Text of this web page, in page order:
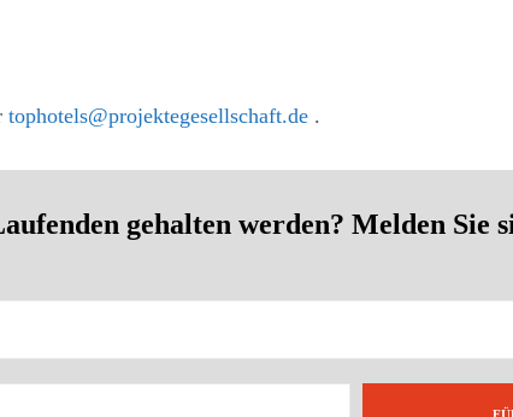
tophotels@projektegesellschaft.de .
gehalten werden? Melden Sie